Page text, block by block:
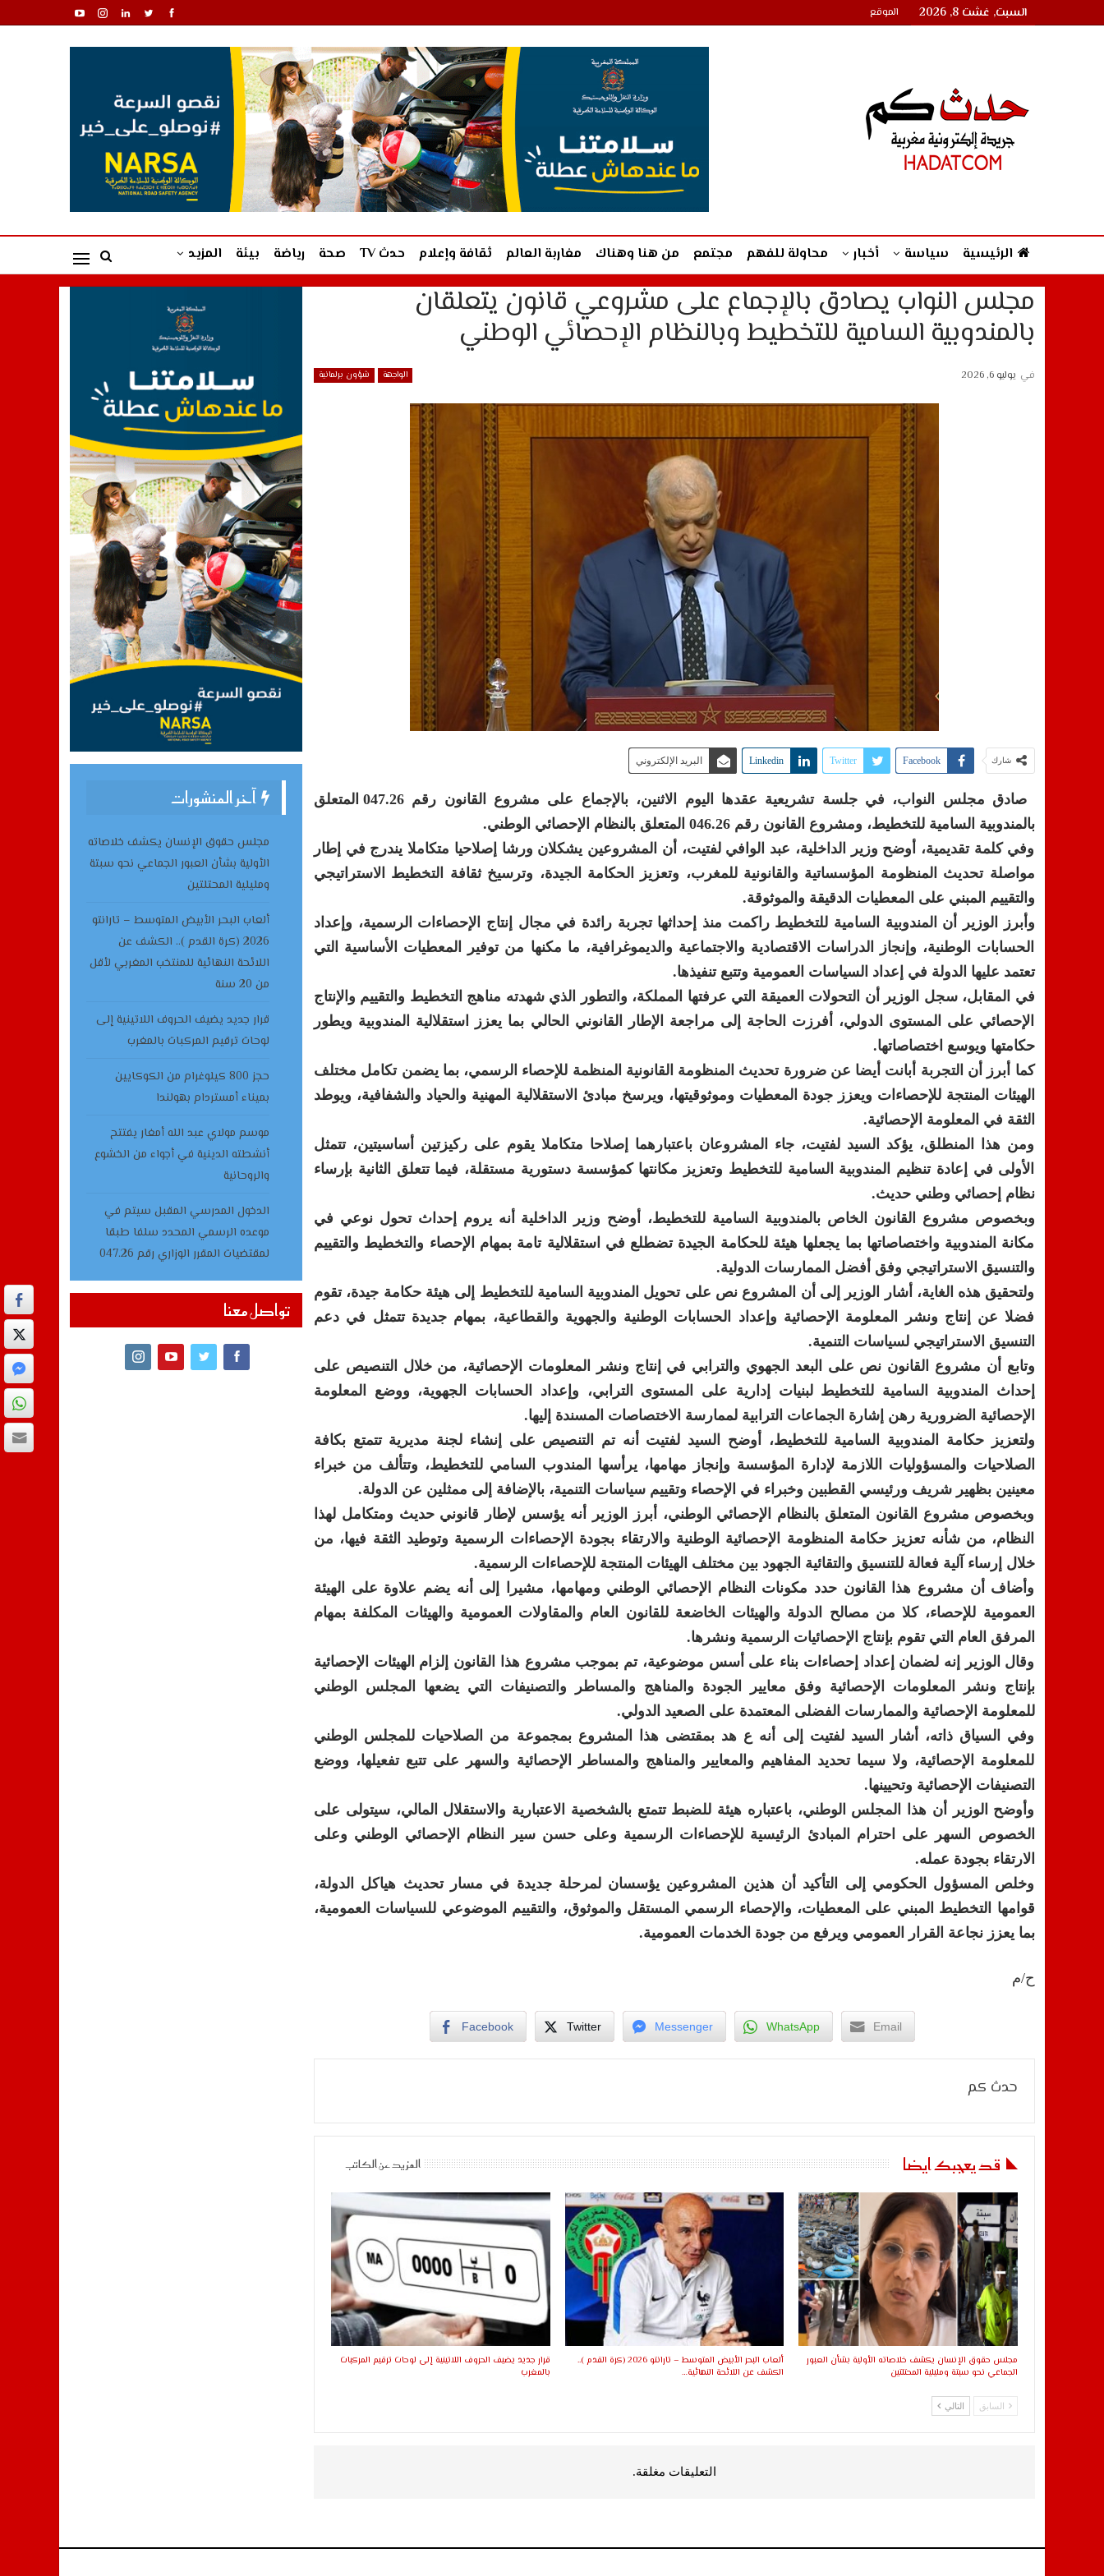
السبت, غشت 8, 2026 الموقع
الرئيسية سياسة أخبار محاولة للفهم مجتمع من هنا وهناك مغاربة العالم ثقافة وإعلام حدث TV صحة رياضة بيئة المزيد
مجلس النواب يصادق بالإجماع على مشروعي قانون يتعلقان
بالمندوبية السامية للتخطيط وبالنظام الإحصائي الوطني
الواجهة شؤون برلمانية في يوليو 6, 2026
شارك Facebook
Twitter
Linkedin البريد الإلكتروني
صادق مجلس النواب، في جلسة تشريعية عقدها اليوم الاثنين، بالإجماع على مشروع القانون رقم 047.26 المتعلق
بالمندوبية السامية للتخطيط، ومشروع القانون رقم 046.26 المتعلق بالنظام الإحصائي الوطني.
وفي كلمة تقديمية، أوضح وزير الداخلية، عبد الوافي لفتيت، أن المشروعين يشكلان ورشا إصلاحيا متكاملا يندرج في إطار
مواصلة تحديث المنظومة المؤسساتية والقانونية للمغرب، وتعزيز الحكامة الجيدة، وترسيخ ثقافة التخطيط الاستراتيجي
والتقييم المبني على المعطيات الدقيقة والموثوقة.
وأبرز الوزير أن المندوبية السامية للتخطيط راكمت منذ إحداثها تجربة رائدة في مجال إنتاج الإحصاءات الرسمية، وإعداد
الحسابات الوطنية، وإنجاز الدراسات الاقتصادية والاجتماعية والديموغرافية، ما مكنها من توفير المعطيات الأساسية التي
تعتمد عليها الدولة في إعداد السياسات العمومية وتتبع تنفيذها.
في المقابل، سجل الوزير أن التحولات العميقة التي عرفتها المملكة، والتطور الذي شهدته مناهج التخطيط والتقييم والإنتاج
الإحصائي على المستوى الدولي، أفرزت الحاجة إلى مراجعة الإطار القانوني الحالي بما يعزز استقلالية المندوبية ويطور
حكامتها ويوسع اختصاصاتها.
كما أبرز أن التجربة أبانت أيضا عن ضرورة تحديث المنظومة القانونية المنظمة للإحصاء الرسمي، بما يضمن تكامل مختلف
الهيئات المنتجة للإحصاءات ويعزز جودة المعطيات وموثوقيتها، ويرسخ مبادئ الاستقلالية المهنية والحياد والشفافية، ويوطد
الثقة في المعلومة الإحصائية.
ومن هذا المنطلق، يؤكد السيد لفتيت، جاء المشروعان باعتبارهما إصلاحا متكاملا يقوم على ركيزتين أساسيتين، تتمثل
الأولى في إعادة تنظيم المندوبية السامية للتخطيط وتعزيز مكانتها كمؤسسة دستورية مستقلة، فيما تتعلق الثانية بإرساء
نظام إحصائي وطني حديث.
وبخصوص مشروع القانون الخاص بالمندوبية السامية للتخطيط، أوضح وزير الداخلية أنه يروم إحداث تحول نوعي في
مكانة المندوبية واختصاصاتها بما يجعلها هيئة للحكامة الجيدة تضطلع في استقلالية تامة بمهام الإحصاء والتخطيط والتقييم
والتنسيق الاستراتيجي وفق أفضل الممارسات الدولية.
ولتحقيق هذه الغاية، أشار الوزير إلى أن المشروع نص على تحويل المندوبية السامية للتخطيط إلى هيئة حكامة جيدة، تقوم
فضلا عن إنتاج ونشر المعلومة الإحصائية وإعداد الحسابات الوطنية والجهوية والقطاعية، بمهام جديدة تتمثل في دعم
التنسيق الاستراتيجي لسياسات التنمية.
وتابع أن مشروع القانون نص على البعد الجهوي والترابي في إنتاج ونشر المعلومات الإحصائية، من خلال التنصيص على
إحداث المندوبية السامية للتخطيط لبنيات إدارية على المستوى الترابي، وإعداد الحسابات الجهوية، ووضع المعلومة
الإحصائية الضرورية رهن إشارة الجماعات الترابية لممارسة الاختصاصات المسندة إليها.
ولتعزيز حكامة المندوبية السامية للتخطيط، أوضح السيد لفتيت أنه تم التنصيص على إنشاء لجنة مديرية تتمتع بكافة
الصلاحيات والمسؤوليات اللازمة لإدارة المؤسسة وإنجاز مهامها، يرأسها المندوب السامي للتخطيط، وتتألف من خبراء
معينين بظهير شريف ورئيسي القطبين وخبراء في الإحصاء وتقييم سياسات التنمية، بالإضافة إلى ممثلين عن الدولة.
وبخصوص مشروع القانون المتعلق بالنظام الإحصائي الوطني، أبرز الوزير أنه يؤسس لإطار قانوني حديث ومتكامل لهذا
النظام، من شأنه تعزيز حكامة المنظومة الإحصائية الوطنية والارتقاء بجودة الإحصاءات الرسمية وتوطيد الثقة فيها، من
خلال إرساء آلية فعالة للتنسيق والتقائية الجهود بين مختلف الهيئات المنتجة للإحصاءات الرسمية.
وأضاف أن مشروع هذا القانون حدد مكونات النظام الإحصائي الوطني ومهامها، مشيرا إلى أنه يضم علاوة على الهيئة
العمومية للإحصاء، كلا من مصالح الدولة والهيئات الخاضعة للقانون العام والمقاولات العمومية والهيئات المكلفة بمهام
المرفق العام التي تقوم بإنتاج الإحصائيات الرسمية ونشرها.
وقال الوزير إنه لضمان إعداد إحصاءات بناء على أسس موضوعية، تم بموجب مشروع هذا القانون إلزام الهيئات الإحصائية
بإنتاج ونشر المعلومات الإحصائية وفق معايير الجودة والمناهج والمساطر والتصنيفات التي يضعها المجلس الوطني
للمعلومة الإحصائية والممارسات الفضلى المعتمدة على الصعيد الدولي.
وفي السياق ذاته، أشار السيد لفتيت إلى أنه ع هد بمقتضى هذا المشروع بمجموعة من الصلاحيات للمجلس الوطني
للمعلومة الإحصائية، ولا سيما تحديد المفاهيم والمعايير والمناهج والمساطر الإحصائية والسهر على تتبع تفعيلها، ووضع
التصنيفات الإحصائية وتحيينها.
وأوضح الوزير أن هذا المجلس الوطني، باعتباره هيئة للضبط تتمتع بالشخصية الاعتبارية والاستقلال المالي، سيتولى على
الخصوص السهر على احترام المبادئ الرئيسية للإحصاءات الرسمية وعلى حسن سير النظام الإحصائي الوطني وعلى
الارتقاء بجودة عمله.
وخلص المسؤول الحكومي إلى التأكيد أن هذين المشروعين يؤسسان لمرحلة جديدة في مسار تحديث هياكل الدولة،
قوامها التخطيط المبني على المعطيات، والإحصاء الرسمي المستقل والموثوق، والتقييم الموضوعي للسياسات العمومية،
بما يعزز نجاعة القرار العمومي ويرفع من جودة الخدمات العمومية.
ح/م
Facebook Twitter Messenger WhatsApp Email
حدث كم
قد يعجبك ايضا المزيد عن الكاتب
مجلس حقوق الإنسان يكشف خلاصاته الأولية بشأن العبور
الجماعي نحو سبتة ومليلية المحتلتين
ألعاب البحر الأبيض المتوسط – تارانتو 2026 (كرة القدم )..
الكشف عن اللائحة النهائية…
قرار جديد يضيف الحروف اللاتينية إلى لوحات ترقيم المركبات
بالمغرب
السابق التالي
التعليقات مغلقة.
آخر المنشورات
مجلس حقوق الإنسان يكشف خلاصاته
الأولية بشأن العبور الجماعي نحو سبتة
ومليلية المحتلتين
ألعاب البحر الأبيض المتوسط – تارانتو
2026 (كرة القدم ).. الكشف عن
اللائحة النهائية للمنتخب المغربي لأقل
من 20 سنة
قرار جديد يضيف الحروف اللاتينية إلى
لوحات ترقيم المركبات بالمغرب
حجز 800 كيلوغرام من الكوكايين
بميناء أمستردام بهولندا
موسم مولاي عبد الله أمغار يفتتح
أنشطته الدينية في أجواء من الخشوع
والروحانية
الدخول المدرسي المقبل سیتم في
موعده الرسمي المحدد سلفا طبقا
لمقتضیات المقرر الوزاري رقم 047.26
تواصل معنا